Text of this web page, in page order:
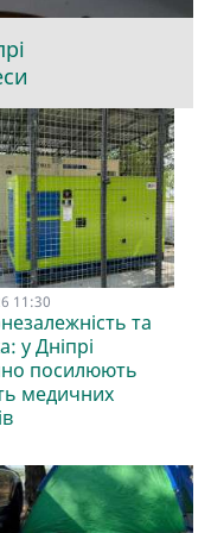
11:30
та
у Дніпрі
посилюють
медичних